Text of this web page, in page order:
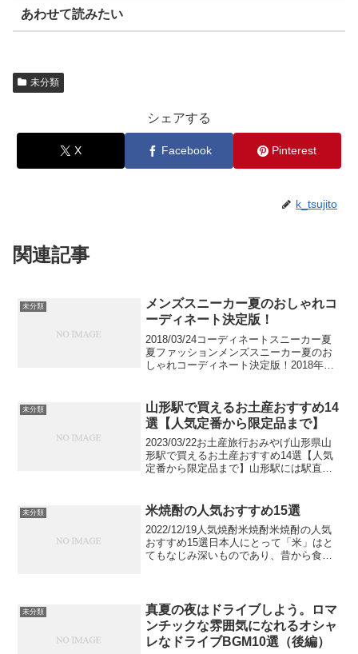
あわせて読みたい
未分類
シェアする
X Facebook Pinterest
k_tsujito
関連記事
未分類
メンズスニーカー夏のおしゃれコ
ーディネート決定版！
2018/03/24コーディネートスニーカー夏
夏ファッションメンズスニーカー夏のお
しゃれコーディネート決定版！2018年大
ら選んだおしゃれなコーディネートと共
に、かっこ...
未分類
山形駅で買えるお土産おすすめ14
選【人気定番から限定品まで】
2023/03/22お土産旅行おみやげ山形県山
形駅で買えるお土産おすすめ14選【人気
定番から限定品まで】山形駅には駅直結
ているので、目的地以外の地域のお土産
も入手できま...
未分類 米焼酎の人気おすすめ15選
2022/12/19人気焼酎米焼酎米焼酎の人気
おすすめ15選日本人にとって「米」はと
てもなじみ深いものであり、昔から食料
分があるので、...
未分類
真夏の夜はドライブしよう。ロマ
ンチックな雰囲気になれるオシャ
レなドライブBGM10選（後編）